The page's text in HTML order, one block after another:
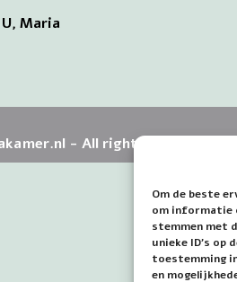
Om de beste
om informatie
stemmen met
unieke ID's op
toestemming
en
Maria
- All rights reserved